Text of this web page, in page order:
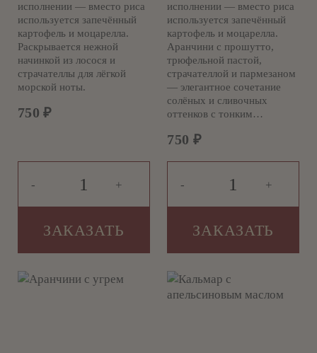
750 ₽
исполнении — вместо риса
используется запечённый
картофель и моцарелла.
Раскрывается нежной
начинкой из лосося и
страчателлы для лёгкой
морской ноты.
- +
ЗАКАЗАТЬ
750 ₽
исполнении — вместо риса
используется запечённый
картофель и моцарелла.
Аранчини с прошутто,
трюфельной пастой,
страчателлой и пармезаном
— элегантное сочетание
солёных и сливочных
оттенков с тонким…
- +
ЗАКАЗАТЬ